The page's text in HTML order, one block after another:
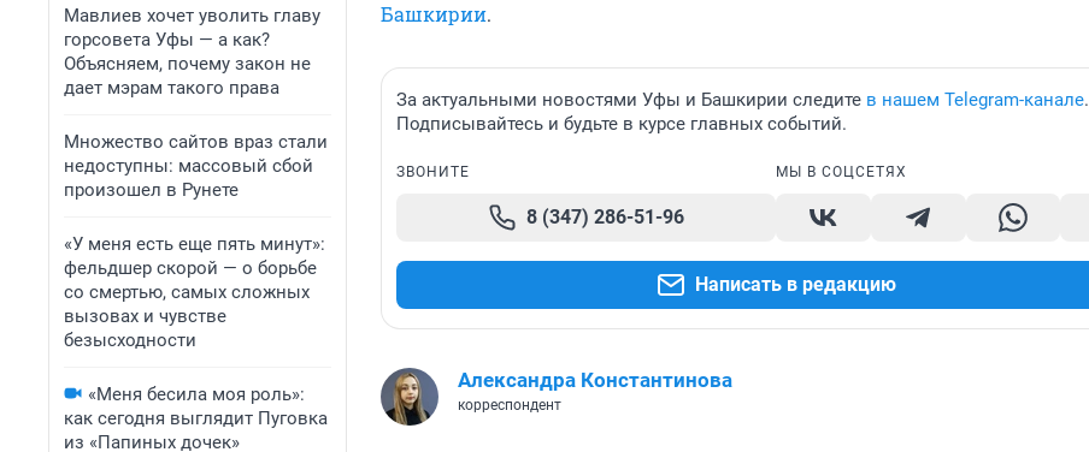
Мавлиев хочет уволить главу
горсовета Уфы — а как?
Объясняем, почему закон не
дает мэрам такого права
Множество сайтов враз стали
недоступны: массовый сбой
произошел в Рунете
«У меня есть еще пять минут»:
фельдшер скорой — о борьбе
со смертью, самых сложных
вызовах и чувстве
безысходности
«Меня бесила моя роль»:
как сегодня выглядит Пуговка
из «Папиных дочек»
Башкирии.
За актуальными новостями Уфы и Башкирии следите в нашем Telegram-канале.
Подписывайтесь и будьте в курсе главных событий.
ЗВОНИТЕ
8 (347) 286-51-96
МЫ В СОЦСЕТЯХ
Написать в редакцию
Александра Константинова
корреспондент